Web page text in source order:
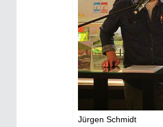
Jürgen Schmidt